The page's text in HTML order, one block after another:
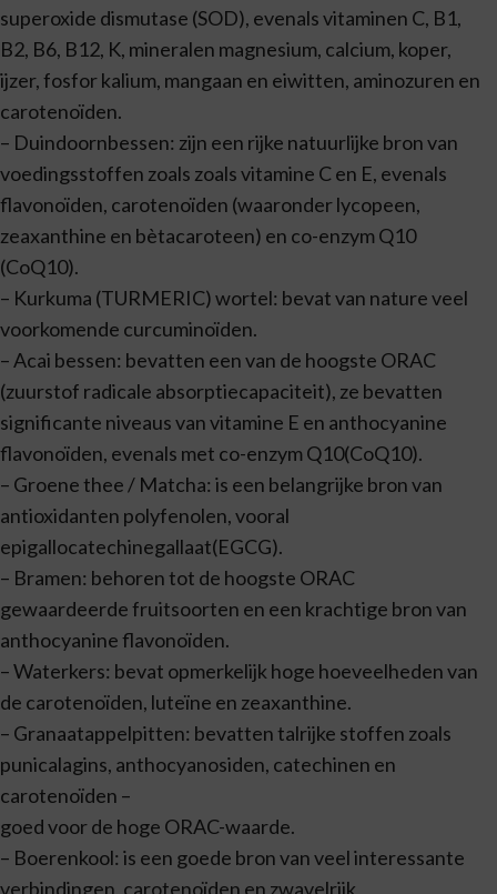
superoxide dismutase (SOD), evenals vitaminen C, B1,
B2, B6, B12, K, mineralen magnesium, calcium, koper,
ijzer, fosfor kalium, mangaan en eiwitten, aminozuren en
carotenoïden.
– Duindoornbessen: zijn een rijke natuurlijke bron van
voedingsstoffen zoals zoals vitamine C en E, evenals
flavonoïden, carotenoïden (waaronder lycopeen,
zeaxanthine en bètacaroteen) en co-enzym Q10
(CoQ10).
– Kurkuma (TURMERIC) wortel: bevat van nature veel
voorkomende curcuminoïden.
– Acai bessen: bevatten een van de hoogste ORAC
(zuurstof radicale absorptiecapaciteit), ze bevatten
significante niveaus van vitamine E en anthocyanine
flavonoïden, evenals met co-enzym Q10(CoQ10).
– Groene thee / Matcha: is een belangrijke bron van
antioxidanten polyfenolen, vooral
epigallocatechinegallaat(EGCG).
– Bramen: behoren tot de hoogste ORAC
gewaardeerde fruitsoorten en een krachtige bron van
anthocyanine flavonoïden.
– Waterkers: bevat opmerkelijk hoge hoeveelheden van
de carotenoïden, luteïne en zeaxanthine.
– Granaatappelpitten: bevatten talrijke stoffen zoals
punicalagins, anthocyanosiden, catechinen en
carotenoïden –
goed voor de hoge ORAC-waarde.
– Boerenkool: is een goede bron van veel interessante
verbindingen, carotenoïden en zwavelrijk